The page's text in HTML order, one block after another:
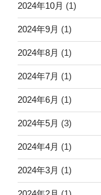
2024年10月 (1)
2024年9月 (1)
2024年8月 (1)
2024年7月 (1)
2024年6月 (1)
2024年5月 (3)
2024年4月 (1)
2024年3月 (1)